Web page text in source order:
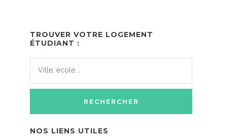
TROUVER VOTRE LOGEMENT
ÉTUDIANT :
NOS LIENS UTILES